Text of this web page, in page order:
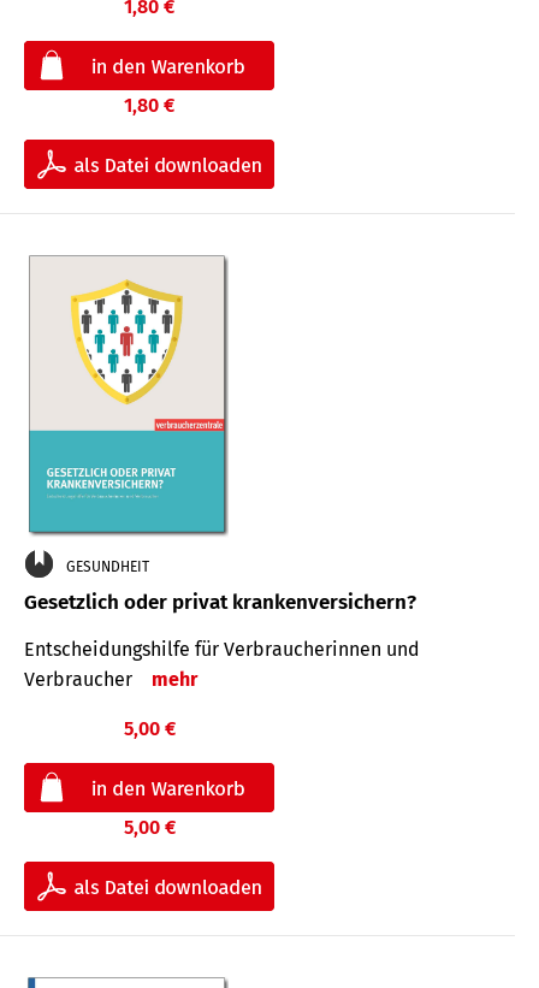
1,80 €
1,80 €
GESUNDHEIT
Gesetzlich oder privat krankenversichern?
Entscheidungshilfe für Verbraucherinnen und
Verbraucher
mehr
5,00 €
5,00 €